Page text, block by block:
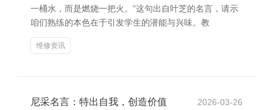
一桶水，而是燃烧一把火。”这句出自叶芝的名言，请示
咱们熟练的本色在于引发学生的潜能与兴味。教
维修资讯
尼采名言：特出自我，创造价值 2026-03-26